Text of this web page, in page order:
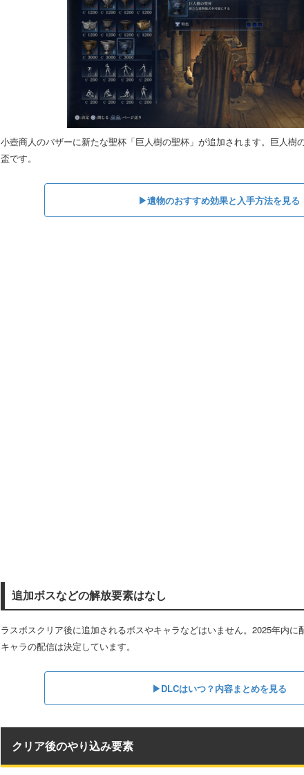
小壺商人のバザーに新たな聖杯「巨人樹の聖杯」が追加されます。巨人樹
盃です。
▶︎遺物のおすすめ効果と入手方法を見る
追加ボスなどの解放要素はなし
ラスボスクリア後に追加されるボスやキャラなどはいません。2025年内に
キャラの配信は決定しています。
▶︎DLCはいつ？内容まとめを見る
クリア後のやり込み要素